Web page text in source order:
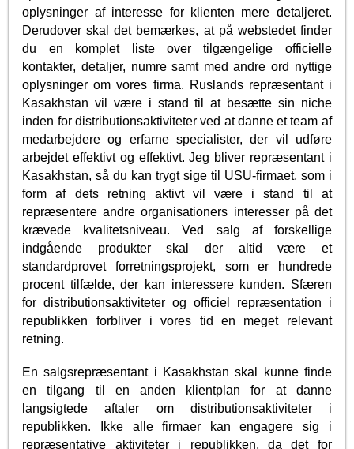
oplysninger af interesse for klienten mere detaljeret.
Derudover skal det bemærkes, at på webstedet finder
du en komplet liste over tilgængelige officielle
kontakter, detaljer, numre samt med andre ord nyttige
oplysninger om vores firma. Ruslands repræsentant i
Kasakhstan vil være i stand til at besætte sin niche
inden for distributionsaktiviteter ved at danne et team af
medarbejdere og erfarne specialister, der vil udføre
arbejdet effektivt og effektivt. Jeg bliver repræsentant i
Kasakhstan, så du kan trygt sige til USU-firmaet, som i
form af dets retning aktivt vil være i stand til at
repræsentere andre organisationers interesser på det
krævede kvalitetsniveau. Ved salg af forskellige
indgående produkter skal der altid være et
standardprovet forretningsprojekt, som er hundrede
procent tilfælde, der kan interessere kunden. Sfæren
for distributionsaktiviteter og officiel repræsentation i
republikken forbliver i vores tid en meget relevant
retning.
En salgsrepræsentant i Kasakhstan skal kunne finde
en tilgang til en anden klientplan for at danne
langsigtede aftaler om distributionsaktiviteter i
republikken. Ikke alle firmaer kan engagere sig i
repræsentative aktiviteter i republikken, da det for